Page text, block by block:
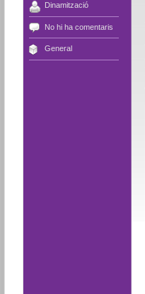
Dinamització
No hi ha comentaris
General